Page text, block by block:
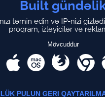
Built
təmin edin və IP-nizi
proqram, izləyicilər və
Mövcuddur
PULUN GERI